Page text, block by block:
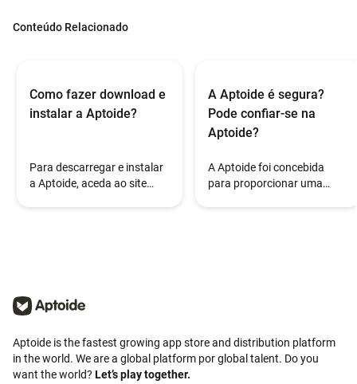
Conteúdo Relacionado
Como fazer download e
instalar a Aptoide?
Para descarregar e instalar
a Aptoide, aceda ao site
A Aptoide é segura?
Pode confiar-se na
Aptoide?
A Aptoide foi concebida
para proporcionar uma
ocorrer porque a Aptoide
suporta uma grande
Aptoide is the fastest growing app store and distribution platform
in the world. We are a global platform por global talent. Do you
want the world? Let’s play together.